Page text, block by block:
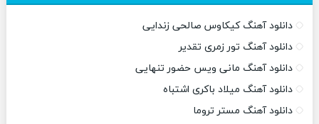
دانلود آهنگ کیکاوس صالحی زندایی
دانلود آهنگ تور زمری تقدیر
دانلود آهنگ مانی ویس حضور تنهایی
دانلود آهنگ میلاد باکری اشتباه
دانلود آهنگ مستر تروما